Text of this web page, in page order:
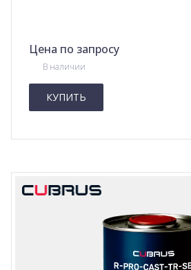
Цена по запросу
В наличии
КУПИТЬ